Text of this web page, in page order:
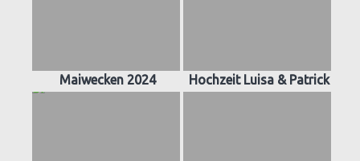
Maiwecken 2024 Hochzeit Luisa & Patrick